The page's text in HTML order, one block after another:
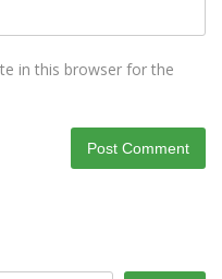
in this browser for the